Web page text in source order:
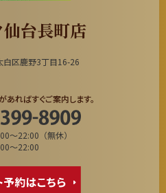
仙台長町店
白区鹿野3丁目16-26
あればすぐご案内します。
～22:00（無休）
～22:00